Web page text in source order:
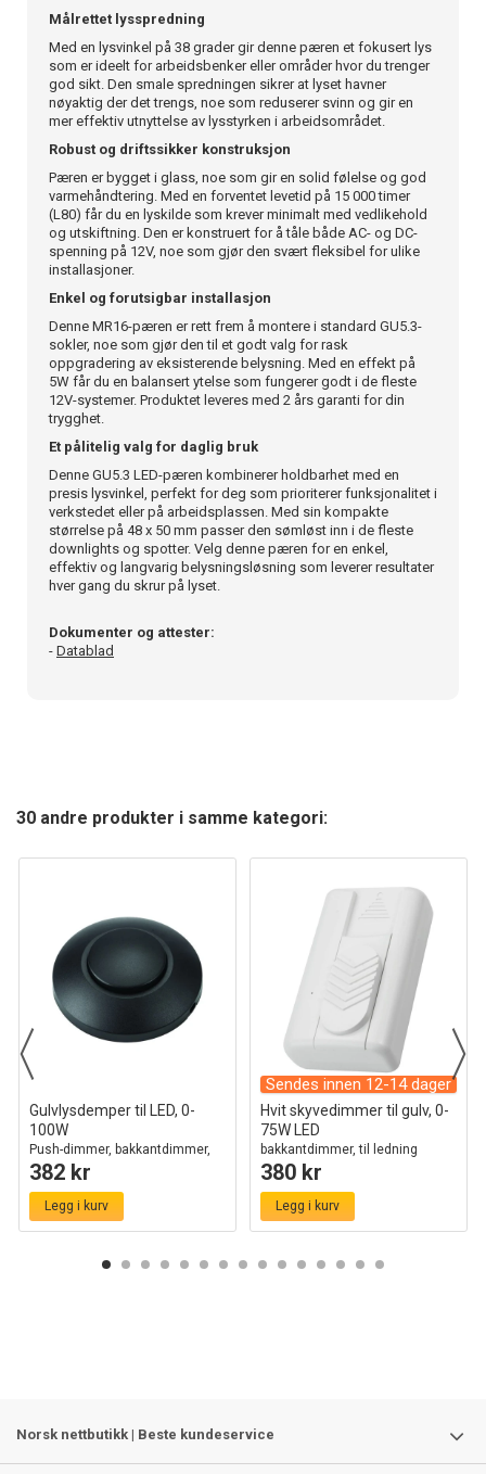
Målrettet lysspredning
Med en lysvinkel på 38 grader gir denne pæren et fokusert lys
som er ideelt for arbeidsbenker eller områder hvor du trenger
god sikt. Den smale spredningen sikrer at lyset havner
nøyaktig der det trengs, noe som reduserer svinn og gir en
mer effektiv utnyttelse av lysstyrken i arbeidsområdet.
Robust og driftssikker konstruksjon
Pæren er bygget i glass, noe som gir en solid følelse og god
varmehåndtering. Med en forventet levetid på 15 000 timer
(L80) får du en lyskilde som krever minimalt med vedlikehold
og utskiftning. Den er konstruert for å tåle både AC- og DC-
spenning på 12V, noe som gjør den svært fleksibel for ulike
installasjoner.
Enkel og forutsigbar installasjon
Denne MR16-pæren er rett frem å montere i standard GU5.3-
sokler, noe som gjør den til et godt valg for rask
oppgradering av eksisterende belysning. Med en effekt på
5W får du en balansert ytelse som fungerer godt i de fleste
12V-systemer. Produktet leveres med 2 års garanti for din
trygghet.
Et pålitelig valg for daglig bruk
Denne GU5.3 LED-pæren kombinerer holdbarhet med en
presis lysvinkel, perfekt for deg som prioriterer funksjonalitet i
verkstedet eller på arbeidsplassen. Med sin kompakte
størrelse på 48 x 50 mm passer den sømløst inn i de fleste
downlights og spotter. Velg denne pæren for en enkel,
effektiv og langvarig belysningsløsning som leverer resultater
hver gang du skrur på lyset.
Dokumenter og attester:
- Datablad
30 andre produkter i samme kategori:
Gulvlysdemper til LED, 0-
100W
Push-dimmer, bakkantdimmer,
sort
382 kr
Legg i kurv
Sendes innen 12-14 dager
Hvit skyvedimmer til gulv, 0-
75W LED
bakkantdimmer, til ledning
380 kr
Legg i kurv
Norsk nettbutikk | Beste kundeservice